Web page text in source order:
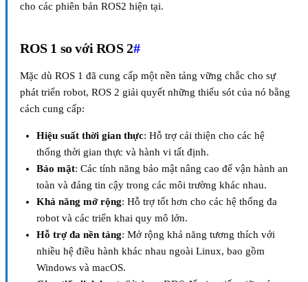
cho các phiên bản ROS2 hiện tại.
ROS 1 so với ROS 2#
Mặc dù ROS 1 đã cung cấp một nền tảng vững chắc cho sự
phát triển robot, ROS 2 giải quyết những thiếu sót của nó bằng
cách cung cấp:
Hiệu suất thời gian thực: Hỗ trợ cải thiện cho các hệ
thống thời gian thực và hành vi tất định.
Bảo mật: Các tính năng bảo mật nâng cao để vận hành an
toàn và đáng tin cậy trong các môi trường khác nhau.
Khả năng mở rộng: Hỗ trợ tốt hơn cho các hệ thống đa
robot và các triển khai quy mô lớn.
Hỗ trợ đa nền tảng: Mở rộng khả năng tương thích với
nhiều hệ điều hành khác nhau ngoài Linux, bao gồm
Windows và macOS.